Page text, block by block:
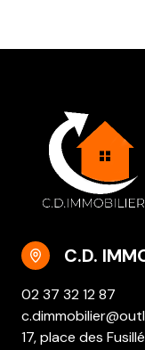
C.D.
02 37 32 12 87
17, place des